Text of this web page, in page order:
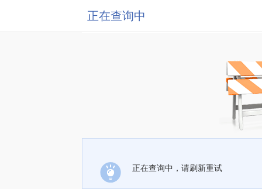
正在查询中
正在查询中，请刷新重试